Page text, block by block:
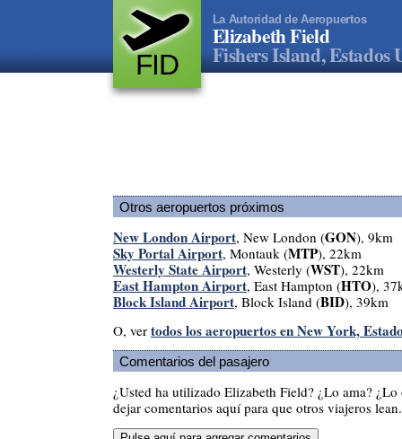
FID
La Autoridad de Aeropuertos
Elizabeth Field
Fishers Island, Estados
Otros aeropuertos próximos
New London Airport, New London (GON), 9km
Sky Portal Airport, Montauk (MTP), 22km
Westerly State Airport, Westerly (WST), 22km
East Hampton Airport, East Hampton (HTO),
Block Island Airport, Block Island (BID), 39km
O, ver todos los aeropuertos en New York,
Comentarios del pasajero
¿Usted ha utilizado Elizabeth Field? ¿Lo ama? ¿Lo
dejar comentarios aquí para que otros viajeros lean.